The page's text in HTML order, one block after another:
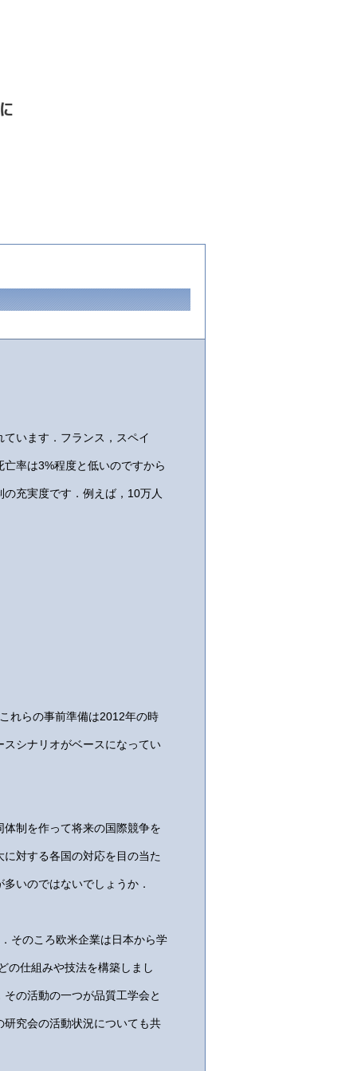
います．フランス，スペイ
率は3%程度と低いのですから
充実度です．例えば，10万人
れらの事前準備は2012年の時
シナリオがベースになってい
制を作って将来の国際競争を
対する各国の対応を目の当た
いのではないでしょうか．
そのころ欧米企業は日本から学
の仕組みや技法を構築しまし
の活動の一つが品質工学会と
究会の活動状況についても共